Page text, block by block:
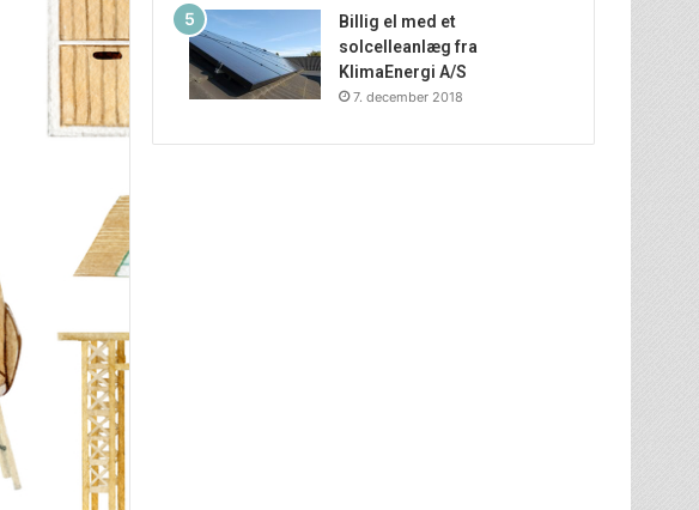
Billig el med et
solcelleanlæg fra
KlimaEnergi A/S
7. december 2018